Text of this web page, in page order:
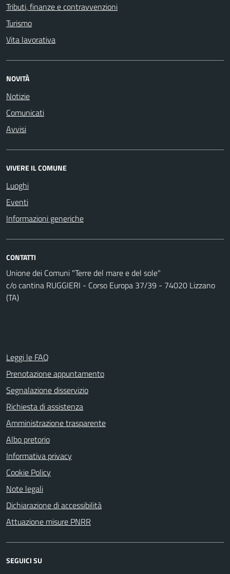
Tributi, finanze e contravvenzioni
Turismo
Vita lavorativa
NOVITÀ
Notizie
Comunicati
Avvisi
VIVERE IL COMUNE
Luoghi
Eventi
Informazioni generiche
CONTATTI
Unione dei Comuni "Terre del mare e del sole"
c/o cantina RUGGIERI - Corso Europa 37/39 - 74020 Lizzano
(TA)
Leggi le FAQ
Prenotazione appuntamento
Segnalazione disservizio
Richiesta di assistenza
Amministrazione trasparente
Albo pretorio
Informativa privacy
Cookie Policy
Note legali
Dichiarazione di accessibilità
Attuazione misure PNRR
SEGUICI SU